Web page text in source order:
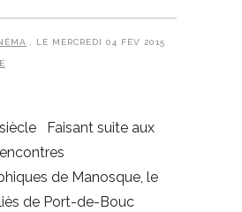
, LE MERCREDI 04 FÉV 2015
Faisant suite aux
de Manosque, le
de Port-de-Bouc